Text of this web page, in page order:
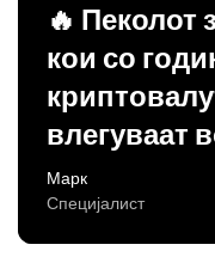
🔥 Пеколот
кои со
влегуваат
Марк
Специјалист